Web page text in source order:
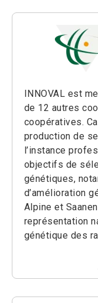
INNOVAL est
de 12 autres
coopératives.
production de
l’instance
objectifs de
génétiques,
d’amélioration
Alpine et
représentation
génétique des